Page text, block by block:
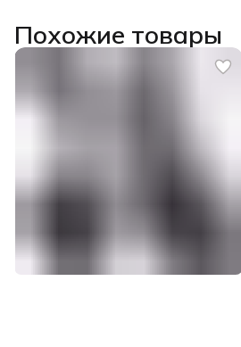
Похожие товары